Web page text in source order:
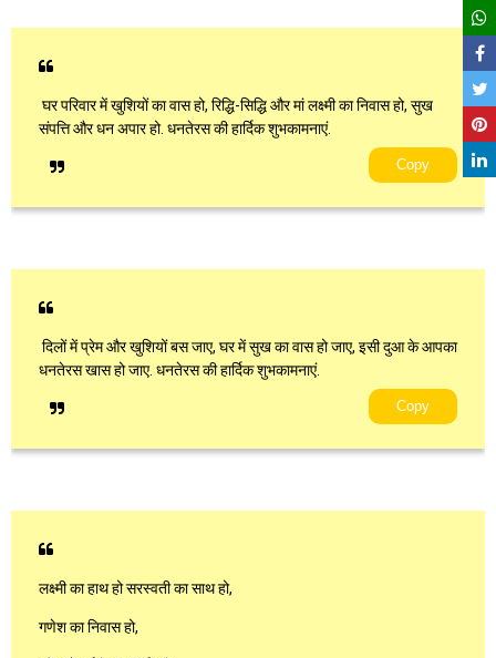
घर परिवार में खुशियों का वास हो, रिद्धि-सिद्धि और मां लक्ष्मी का निवास हो, सुख
संपत्ति और धन अपार हो. धनतेरस की हार्दिक शुभकामनाएं.
Copy
दिलों में प्रेम और खुशियों बस जाए, घर में सुख का वास हो जाए, इसी दुआ के आपका
धनतेरस खास हो जाए. धनतेरस की हार्दिक शुभकामनाएं.
Copy
लक्ष्मी का हाथ हो सरस्वती का साथ हो,
गणेश का निवास हो,